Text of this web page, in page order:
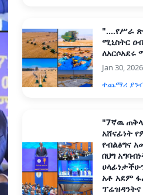
"....የሥራ
ሚኒስትር
ለአርሶአደሩ
Jan 30, 2026
ተጨማሪ
"7ኛዉ
አሸናፊነት
የብልፅግና
በህግ
አቶ አደም
ፕሬዝዳንትና